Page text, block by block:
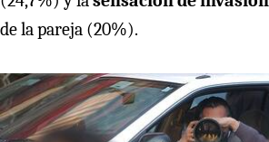
de la pareja (20%).